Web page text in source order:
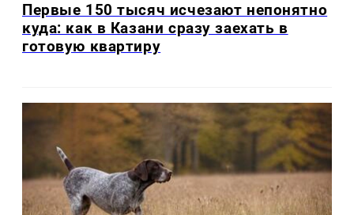
Первые 150 тысяч исчезают непонятно
куда: как в Казани сразу заехать в
готовую квартиру